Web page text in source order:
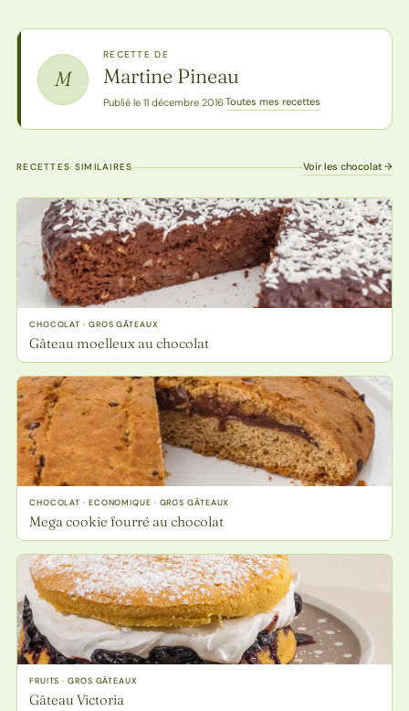
M
RECETTE DE
Martine Pineau
Publié le 11 décembre 2016·Toutes mes recettes
RECETTES SIMILAIRES Voir les chocolat →
CHOCOLAT · GROS GÂTEAUX
Gâteau moelleux au chocolat
CHOCOLAT · ECONOMIQUE · GROS GÂTEAUX
Mega cookie fourré au chocolat
FRUITS · GROS GÂTEAUX
Gâteau Victoria